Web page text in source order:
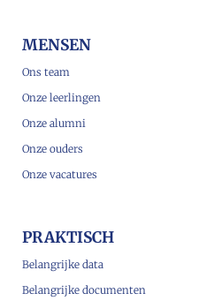
MENSEN
Ons team
Onze leerlingen
Onze alumni
Onze ouders
Onze vacatures
PRAKTISCH
Belangrijke data
Belangrijke documenten